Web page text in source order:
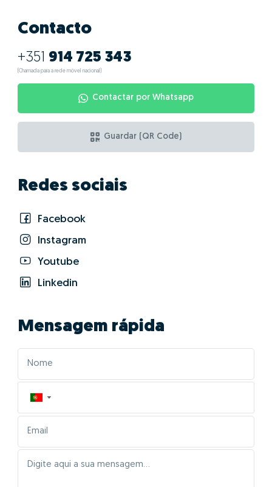
Contacto
+351 914 725 343
(Chamada para a rede móvel nacional)
Contactar por Whatsapp
Guardar (QR Code)
Redes sociais
Facebook
Instagram
Youtube
Linkedin
Mensagem rápida
▼